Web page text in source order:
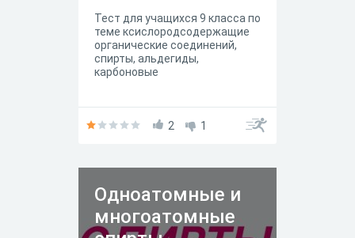
Тест для учащихся 9 класса по
теме ксислородсодержащие
органические соединений,
спирты, альдегиды,
карбоновые
2 1
Одноатомные и
многоатомные